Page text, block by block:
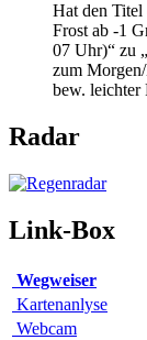
Hat den Titel
Frost ab -1
07 Uhr)“ zu
zum
bew. leichter
Radar
Link-Box
Wegweiser
Kartenanlyse
Webcam